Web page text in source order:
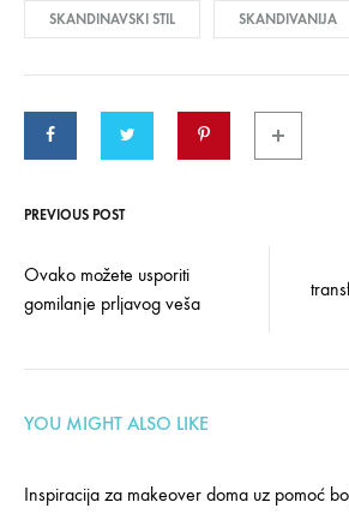
SKANDINAVSKI STIL SKANDIVANIJA
navigation
PREVIOUS POST
Ovako možete usporiti
gomilanje prljavog veša
YOU MIGHT ALSO LIKE
Inspiracija za makeover doma uz pomoć